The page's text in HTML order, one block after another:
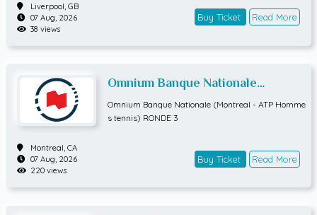
Liverpool, GB
07 Aug, 2026
38 views
Buy Ticket Read More
Omnium Banque Nationale
(Montreal - ATP Hommes tennis)
RONDE 3
Omnium Banque Nationale (Montreal - ATP Homme
s tennis) RONDE 3
Montreal, CA
07 Aug, 2026
220 views
Buy Ticket Read More